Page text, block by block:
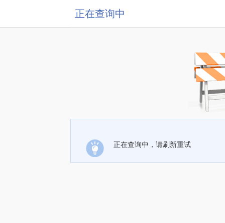
正在查询中
正在查询中，请刷新重试